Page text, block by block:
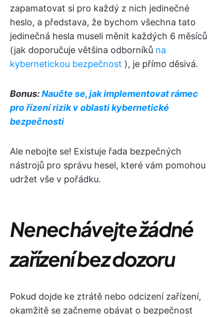
zapamatovat si pro každý z nich jedinečné
heslo, a představa, že bychom všechna tato
jedinečná hesla museli měnit každých 6 měsíců
(jak doporučuje většina odborníků na
kybernetickou bezpečnost ), je přímo děsivá.
Bonus:Naučte se, jak implementovat rámec
pro řízení rizik v oblasti kybernetické
bezpečnosti
Ale nebojte se! Existuje řada bezpečných
nástrojů pro správu hesel, které vám pomohou
udržet vše v pořádku.
Nenechávejte žádné
zařízení bez dozoru
Pokud dojde ke ztrátě nebo odcizení zařízení,
okamžitě se začneme obávat o bezpečnost